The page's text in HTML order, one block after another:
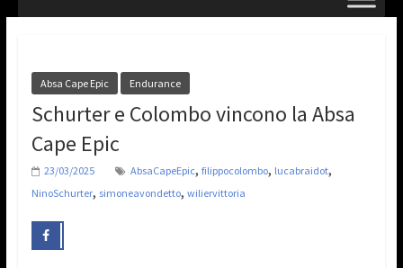
Absa Cape Epic Endurance
Schurter e Colombo vincono la Absa
Cape Epic
23/03/2025 AbsaCapeEpic, filippocolombo, lucabraidot,
NinoSchurter, simoneavondetto, wiliervittoria